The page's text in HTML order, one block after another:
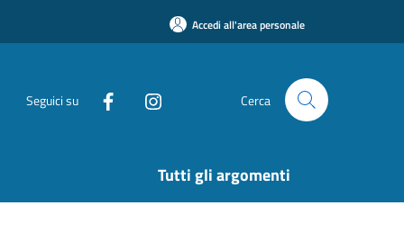
Accedi all'area personale
Seguici su Cerca
Tutti gli argomenti